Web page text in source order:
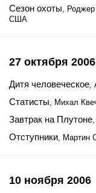
Сезон охоты,
США
27 октября 2006
Дитя человеческое,
Статисты, Михал
Завтрак на Плутоне
Отступники, Мартин
10 ноября 2006